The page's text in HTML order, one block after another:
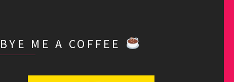
BYE ME A COFFEE